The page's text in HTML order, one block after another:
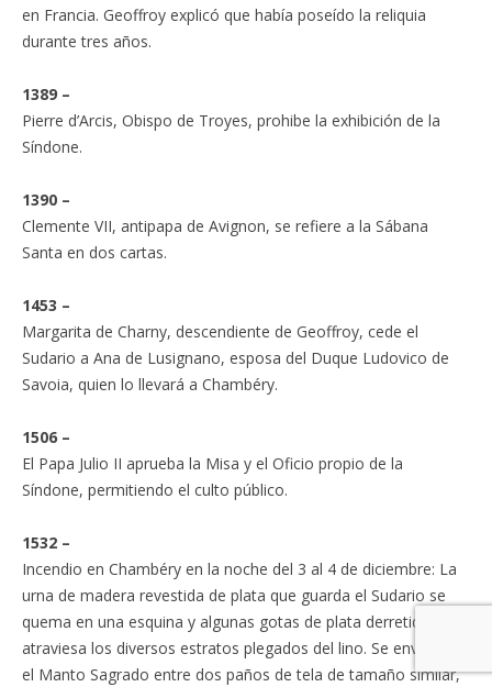
en Francia. Geoffroy explicó que había poseído la reliquia
durante tres años.
1389 –
Pierre d’Arcis, Obispo de Troyes, prohibe la exhibición de la
Síndone.
1390 –
Clemente VII, antipapa de Avignon, se refiere a la Sábana
Santa en dos cartas.
1453 –
Margarita de Charny, descendiente de Geoffroy, cede el
Sudario a Ana de Lusignano, esposa del Duque Ludovico de
Savoia, quien lo llevará a Chambéry.
1506 –
El Papa Julio II aprueba la Misa y el Oficio propio de la
Síndone, permitiendo el culto público.
1532 –
Incendio en Chambéry en la noche del 3 al 4 de diciembre: La
urna de madera revestida de plata que guarda el Sudario se
quema en una esquina y algunas gotas de plata derretida
atraviesa los diversos estratos plegados del lino. Se envuelve
el Manto Sagrado entre dos paños de tela de tamaño similar,